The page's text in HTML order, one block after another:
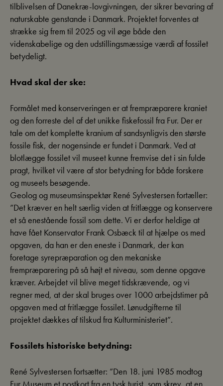
tilblivelsen af Danekræ-lovgivningen, der sikrer bevaring af
naturskabte genstande i Danmark. Projektet forventes at
strække sig frem til 2025 og vil øge både den
videnskabelige og den udstillingsmæssige værdi af fossilet
betydeligt.
Hvad skal der ske:
Formålet med konserveringen er at frempræparere kraniet
og den forreste del af det unikke fiskefossil fra Fur. Der er
tale om det komplette kranium af sandsynligvis den største
fossile fisk, der nogensinde er fundet i Danmark. Ved at
blotlægge fossilet vil museet kunne fremvise det i sin fulde
pragt, hvilket vil være af stor betydning for både forskere
og museets besøgende.
Geolog og museumsinspektør René Sylvestersen fortæller:
”Det kræver en helt særlig viden at fritlægge og konservere
et så enestående fossil som dette. Vi er derfor heldige at
have fået Konservator Frank Osbæck til at hjælpe os med
opgaven, da han er den eneste i Danmark, der kan
foretage syrepræparation og den mekaniske
frempræparering på så højt et niveau, som denne opgave
kræver. Arbejdet vil blive meget tidskrævende, og vi
regner med, at der skal bruges over 1000 arbejdstimer på
opgaven med at fritlægge fossilet. Lønudgifterne til
projektet dækkes af tilskud fra Kulturministeriet”.
Fossilets historiske betydning:
René Sylvestersen fortsætter: ”Den 18. juni 1985 modtog